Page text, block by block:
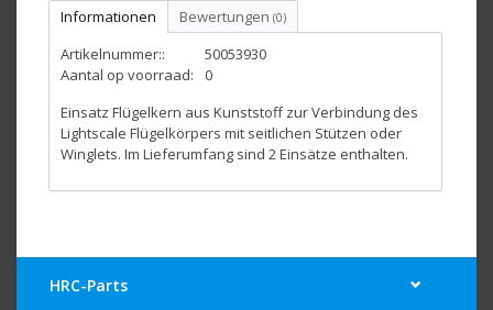
Informationen Bewertungen (0)
Artikelnummer::
50053930
Aantal op voorraad:
0
Einsatz Flügelkern aus Kunststoff zur Verbindung des
Lightscale Flügelkörpers mit seitlichen Stützen oder
Winglets. Im Lieferumfang sind 2 Einsätze enthalten.
HRC-Parts